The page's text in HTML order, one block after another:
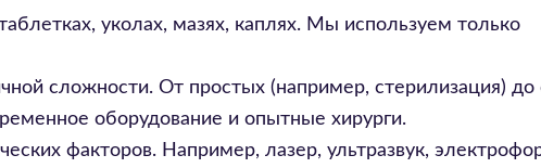
уколах, мазях, каплях. Мы используем только
сложности. От простых (например, стерилизация)
оборудование и опытные хирурги.
факторов. Например, лазер, ультразвук,